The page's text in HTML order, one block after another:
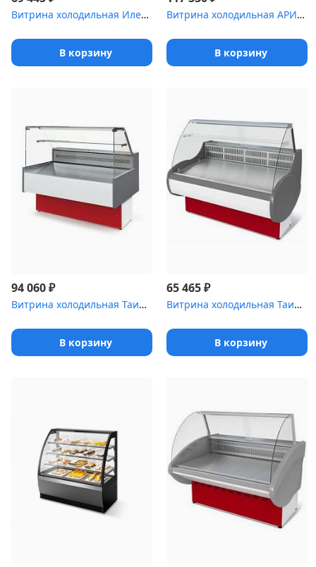
Витрина холодильная Илеть ,2 new [ВХС-1]
В корзину
Витрина холодильная АРИАДА Belinda BC [2-180]
В корзину
94 060₽
Витрина холодильная Таир .0 Cube [ВХС-2]
В корзину
65 465₽
Витрина холодильная Таир .5 [ВХС-1]
В корзину